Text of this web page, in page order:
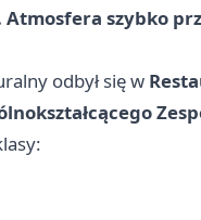
Atmosfera szybko
odbył się w